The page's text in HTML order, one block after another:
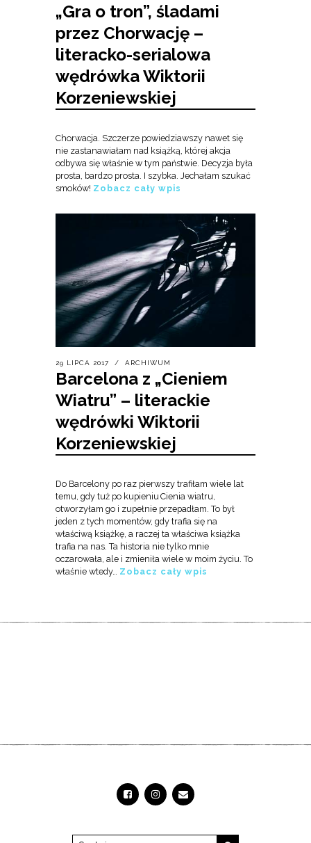
„Gra o tron”, śladami
przez Chorwację –
literacko-serialowa
wędrówka Wiktorii
Korzeniewskiej
Chorwacja. Szczerze powiedziawszy nawet się
nie zastanawiałam nad książką, której akcja
odbywa się właśnie w tym państwie. Decyzja była
prosta, bardzo prosta. I szybka. Jechałam szukać
smoków! Zobacz cały wpis
29 LIPCA 2017 ARCHIWUM
Barcelona z „Cieniem
Wiatru” – literackie
wędrówki Wiktorii
Korzeniewskiej
Do Barcelony po raz pierwszy trafiłam wiele lat
temu, gdy tuż po kupieniu Cienia wiatru,
otworzyłam go i zupełnie przepadłam. To był
jeden z tych momentów, gdy trafia się na
właściwą książkę, a raczej ta właściwa książka
trafia na nas. Ta historia nie tylko mnie
oczarowała, ale i zmieniła wiele w moim życiu. To
właśnie wtedy… Zobacz cały wpis